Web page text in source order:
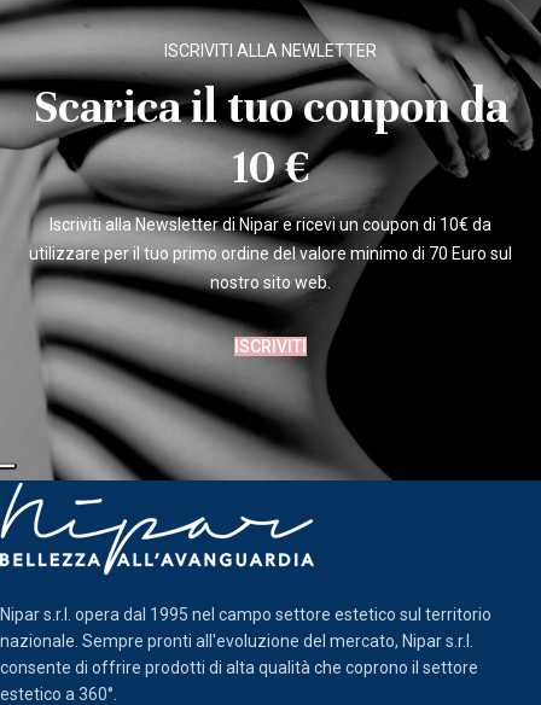
ISCRIVITI ALLA NEWLETTER
Scarica il tuo coupon da
10 €
Iscriviti alla Newsletter di Nipar e ricevi un coupon di 10€ da
utilizzare per il tuo primo ordine del valore minimo di 70 Euro sul
nostro sito web.
ISCRIVITI
Nipar s.r.l. opera dal 1995 nel campo settore estetico sul territorio
nazionale. Sempre pronti all'evoluzione del mercato, Nipar s.r.l.
consente di offrire prodotti di alta qualità che coprono il settore
estetico a 360°.